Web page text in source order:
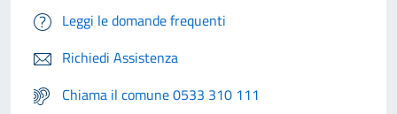
Leggi le domande frequenti
Richiedi Assistenza
Chiama il comune 0533 310 111